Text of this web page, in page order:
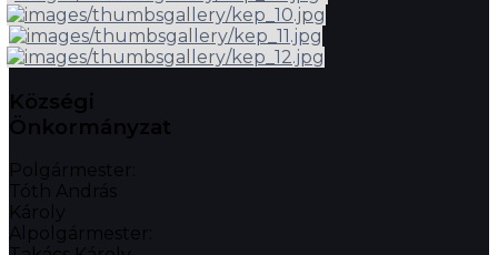
Községi
Önkormányzat
Polgármester:
Tóth András
Károly
Alpolgármester: